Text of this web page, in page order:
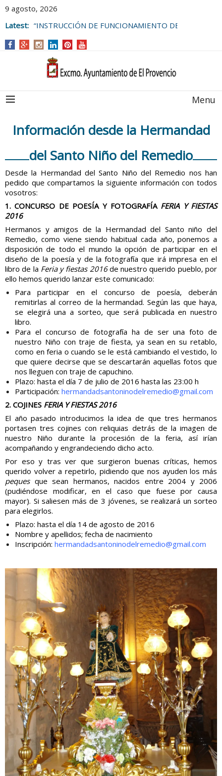
9 agosto, 2026
Latest: “INSTRUCCIÓN DE FUNCIONAMIENTO DE
AYUNTAMIENTO DE EL PROVENCIO
Menu
Información desde la Hermandad
del Santo Niño del Remedio
Desde la Hermandad del Santo Niño del Remedio nos han
pedido que compartamos la siguiente información con todos
vosotros:
1. CONCURSO DE POESÍA Y FOTOGRAFÍA FERIA Y FIESTAS
2016
Hermanos y amigos de la Hermandad del Santo niño del
Remedio, como viene siendo habitual cada año, ponemos a
disposición de todo el mundo la opción de participar en el
diseño de la poesía y de la fotografía que irá impresa en el
libro de la Feria y fiestas 2016de nuestro querido pueblo, por
ello hemos querido lanzar este comunicado:
Para participar en el concurso de poesía, deberán
remitirlas al correo de la hermandad. Según las que haya,
se elegirá una a sorteo, que será publicada en nuestro
libro.
Para el concurso de fotografía ha de ser una foto de
nuestro Niño con traje de fiesta, ya sean en su retablo,
como en feria o cuando se le está cambiando el vestido, lo
que quiere decirse que se descartarán aquellas fotos que
nos lleguen con traje de capuchino.
Plazo: hasta el día 7 de julio de 2016 hasta las 23:00 h
Participación: hermandadsantoninodelremedio@gmail.com
2. COJINES FERIA Y FIESTAS 2016
El año pasado introducimos la idea de que tres hermanos
portasen tres cojines con reliquias detrás de la imagen de
nuestro Niño durante la procesión de la feria, así irían
acompañando y engrandeciendo dicho acto.
Por eso y tras ver que surgieron buenas críticas, hemos
querido volver a repetirlo, pidiendo que nos ayuden los más
pequesque sean hermanos, nacidos entre 2004 y 2006
(pudiéndose modificar, en el caso que fuese por causa
mayor). Si saliesen más de 3 jóvenes, se realizará un sorteo
para elegirlos.
Plazo: hasta el día 14 de agosto de 2016
Nombre y apellidos; fecha de nacimiento
Inscripción: hermandadsantoninodelremedio@gmail.com